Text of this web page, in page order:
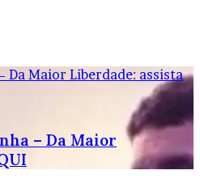
Da Maior Liberdade: assista
– Da Maior